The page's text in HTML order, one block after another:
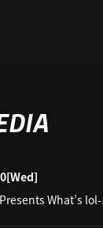
[Wed]
What’s lol-